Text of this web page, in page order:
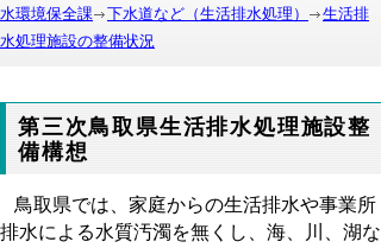
水環境保全課
下水道など（生活排水処理）
生活排
水処理施設の整備状況
第三次鳥取県生活排水処理施設整
備構想
鳥取県では、家庭からの生活排水や事業所
排水による水質汚濁を無くし、海、川、湖な